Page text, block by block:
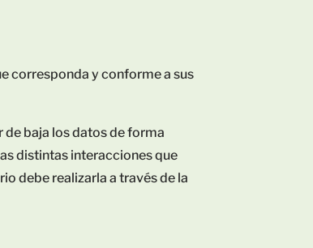
corresponda y conforme a sus
de baja los datos de forma
distintas interacciones que
debe realizarla a través de la